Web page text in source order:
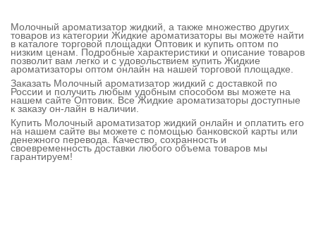
Молочный ароматизатор жидкий, а также множество других
товаров из категории Жидкие ароматизаторы вы можете найти
в каталоге торговой площадки Оптовик и купить оптом по
низким ценам. Подробные характеристики и описание товаров
позволит вам легко и с удовольствием купить Жидкие
ароматизаторы оптом онлайн на нашей торговой площадке.
Заказать Молочный ароматизатор жидкий с доставкой по
России и получить любым удобным способом вы можете на
нашем сайте Оптовик. Все Жидкие ароматизаторы доступные
к заказу он-лайн в наличии.
Купить Молочный ароматизатор жидкий онлайн и оплатить его
на нашем сайте вы можете с помощью банковской карты или
денежного перевода. Качество, сохранность и
своевременность доставки любого объема товаров мы
гарантируем!